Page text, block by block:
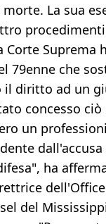
La sua
Corte Suprema
79enne che
il diritto ad un
concesso
un
ha
del